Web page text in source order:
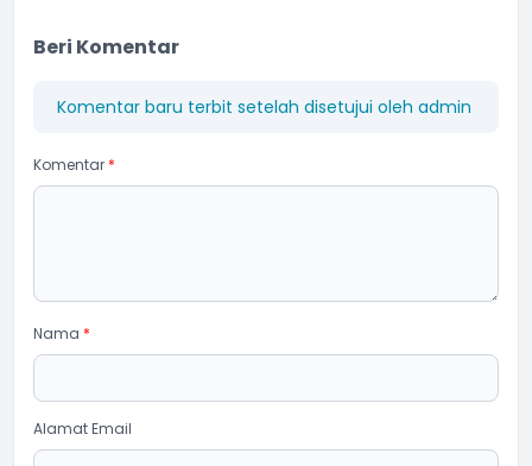
Beri Komentar
Komentar baru terbit setelah disetujui oleh admin
Komentar *
Nama *
Alamat Email